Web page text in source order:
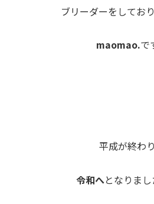
ブリーダーをしてお
maomao.で
平成が終わ
令和へとなりま